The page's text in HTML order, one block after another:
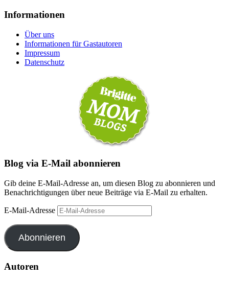
Informationen
Über uns
Informationen für Gastautoren
Impressum
Datenschutz
Blog via E-Mail abonnieren
Gib deine E-Mail-Adresse an, um diesen Blog zu abonnieren und
Benachrichtigungen über neue Beiträge via E-Mail zu erhalten.
E-Mail-Adresse
Abonnieren
Autoren